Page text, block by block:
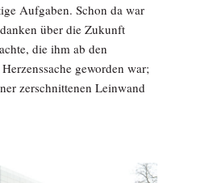
Aufgaben. Schon da war
über die Zukunft
die ihm ab den
geworden war;
zerschnittenen Leinwand